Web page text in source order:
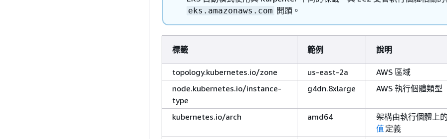
eks.amazonaws.com 開頭。
標籤 範例 說明
topology.kubernetes.io/zone us-east-2a
AWS 區域
node.kubernetes.io/instance-
type
g4dn.8xlarge AWS 執行個體類型
kubernetes.io/arch amd64 架構由執行個體上的
值 定義